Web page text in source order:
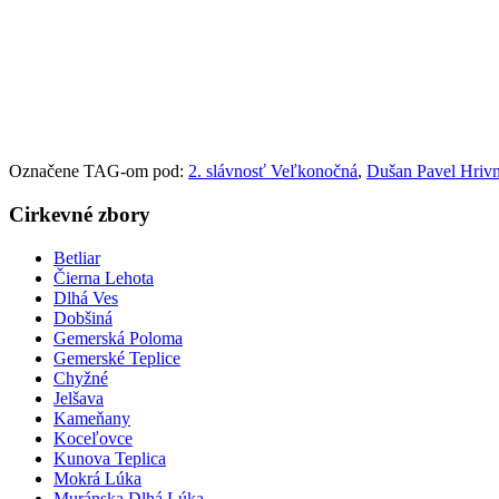
Označene TAG-om pod: 2. slávnosť Veľkonočná, Dušan Pavel
Cirkevné zbory
Betliar
Čierna Lehota
Dlhá Ves
Dobšiná
Gemerská Poloma
Gemerské Teplice
Chyžné
Jelšava
Kameňany
Koceľovce
Kunova Teplica
Mokrá Lúka